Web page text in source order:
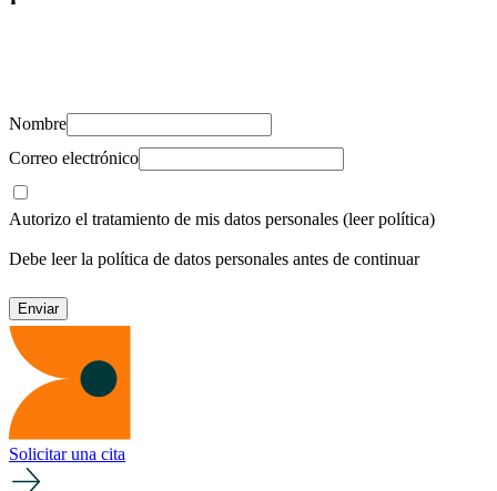
Nombre
Correo electrónico
Autorizo el tratamiento de mis datos personales (leer política)
Debe leer la política de datos personales antes de continuar
Solicitar una cita